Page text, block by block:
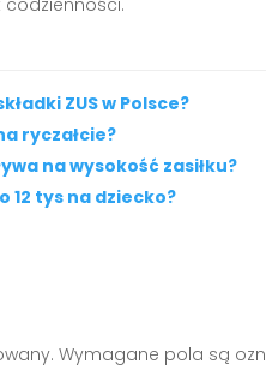
ZUS w Polsce?
ryczałcie?
na wysokość zasiłku?
12 tys na dziecko?
Wymagane pola są